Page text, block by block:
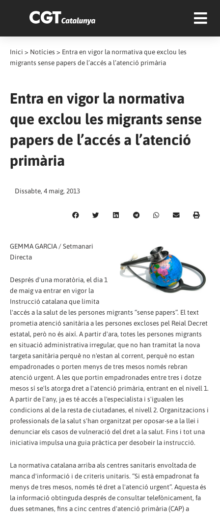
Inici > Notícies > Entra en vigor la normativa que exclou les
migrants sense papers de l’accés a l’atenció primària
Entra en vigor la normativa
que exclou les migrants sense
papers de l’accés a l’atenció
primària
Dissabte, 4 maig, 2013
GEMMA GARCIA / Setmanari
Directa
Després d'una moratòria, el dia 1
de maig va entrar en vigor la
Instrucció catalana que limita
l'accés a la salut de les persones migrants “sense papers”. El text
prometia atenció sanitària a les persones excloses pel Reial Decret
estatal, però no és així. A partir d'ara, totes les persones migrants
en situació administrativa irregular, que no han tramitat la nova
targeta sanitària perquè no n'estan al corrent, perquè no estan
empadronades o porten menys de tres mesos només rebran
atenció urgent. A les que portin empadronades entre tres i dotze
mesos sí se'ls atorga dret a l'atenció primària, entrant en el nivell 1.
A partir de l'any, ja es té accés a l'especialista i s'igualen les
condicions al de la resta de ciutadanes, el nivell 2. Organitzacions i
professionals de la salut s'han organitzat per oposar-se a la llei i
denunciar els casos de vulneració del dret a la salut. Fins i tot una
iniciativa impulsa una guia pràctica per desobeir la instrucció.
La normativa catalana arriba als centres sanitaris envoltada de
manca d'informació i de criteris unitaris. “Si està empadronat fa
menys de tres mesos, només té dret a l'atenció urgent”. Aquesta és
la informació obtinguda després de consultar telefònicament, fa
dues setmanes, fins a cinc centres d'atenció primària (CAP) a